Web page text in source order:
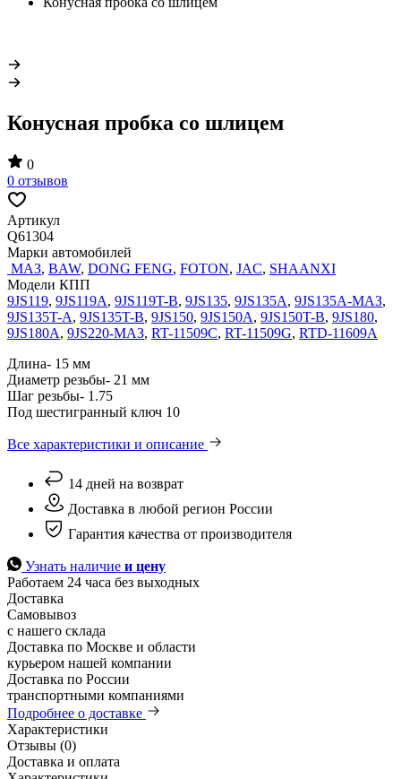
Конусная пробка со шлицем
0
0 отзывов
Артикул
Q61304
Марки автомобилей
МАЗ, BAW, DONG FENG, FOTON, JAC, SHAANXI
Модели КПП
9JS119, 9JS119A, 9JS119T-B, 9JS135, 9JS135A, 9JS135A-МАЗ,
9JS135T-A, 9JS135T-B, 9JS150, 9JS150A, 9JS150T-B, 9JS180,
9JS180A, 9JS220-МАЗ, RT-11509C, RT-11509G, RTD-11609A
Длина- 15 мм
Диаметр резьбы- 21 мм
Шаг резьбы- 1.75
Под шестигранный ключ 10
Все характеристики и описание
14 дней на возврат
Доставка в любой регион России
Гарантия качества от производителя
Узнать наличие и цену
Работаем 24 часа без выходных
Доставка
Самовывоз
с нашего склада
Доставка по Москве и области
курьером нашей компании
Доставка по России
транспортными компаниями
Подробнее о доставке
Характеристики
Отзывы (0)
Доставка и оплата